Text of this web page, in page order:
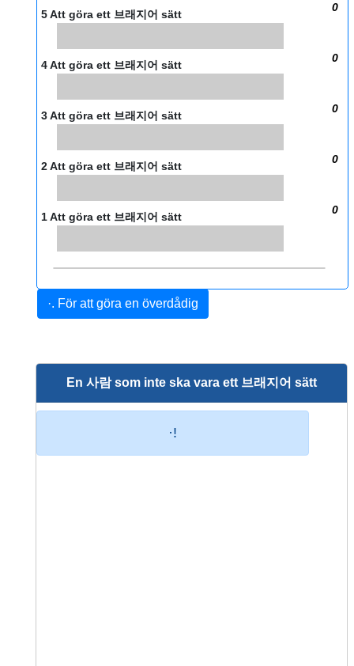
5 Att göra ett 브래지어 sätt
0
4 Att göra ett 브래지어 sätt
0
3 Att göra ett 브래지어 sätt
0
2 Att göra ett 브래지어 sätt
0
1 Att göra ett 브래지어 sätt
0
·. För att göra en överdådig
En 사람 som inte ska vara ett 브래지어 sätt
·!